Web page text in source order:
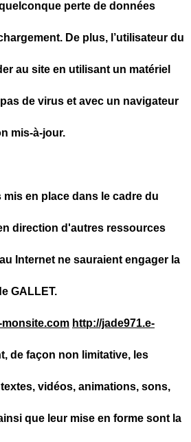
perte de données
De plus, l’utilisateur du
au site en utilisant un matériel
de virus et avec un navigateur
mis-à-jour.
en place dans le cadre du
direction d'autres ressources
Internet ne sauraient engager la
GALLET.
monsite.com http://jade971.e-
de façon non limitative, les
vidéos, animations, sons,
que leur mise en forme sont la